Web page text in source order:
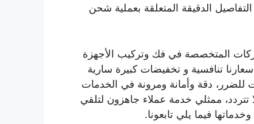
الدقيقة المتعلقة بعملية شحن
المتخصصة في فك وتركيب الأجهزة
تنافسية و تخفيضات كبيرة سارية
دقة وأمانة ومرونة في الخدمات
ممثلي خدمة عملاء جاهزون لتلقي
فيما يلي تابعونا.